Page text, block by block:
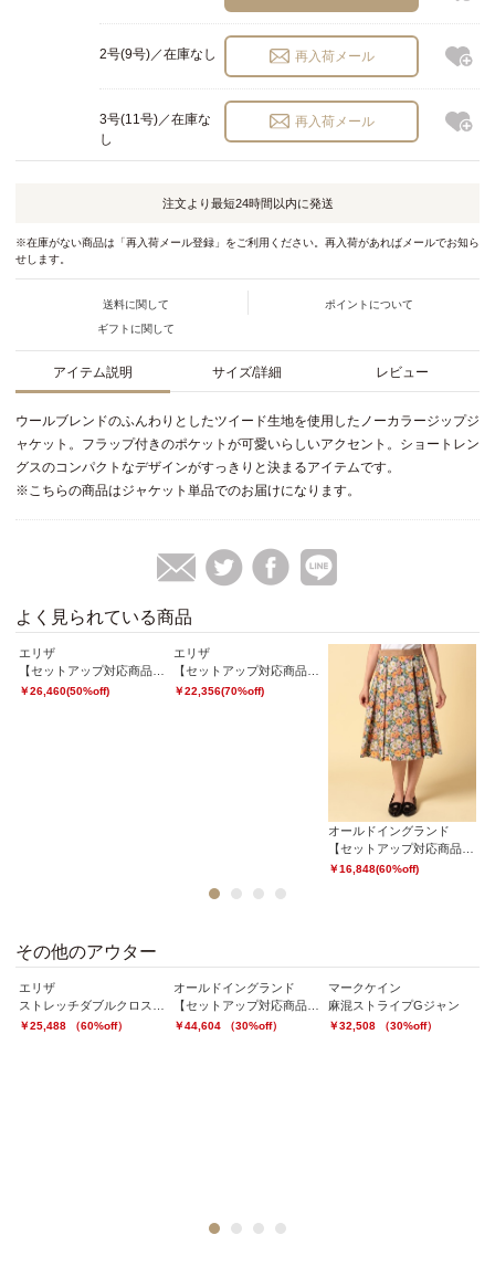
2号(9号)／在庫なし 再入荷メール
3号(11号)／在庫な
し
再入荷メール
注文より最短24時間以内に発送
※在庫がない商品は「再入荷メール登録」をご利用ください。再入荷があればメールでお知ら
せします。
送料に関して
ポイントについて
ギフトに関して
アイテム説明 サイズ/詳細 レビュー
ウールブレンドのふんわりとしたツイード生地を使用したノーカラージップジ
ャケット。フラップ付きのポケットが可愛いらしいアクセント。ショートレン
グスのコンパクトなデザインがすっきりと決まるアイテムです。
※こちらの商品はジャケット単品でのお届けになります。
よく見られている商品
エリザ
￥26,460(50%off)
エリザ
￥22,356(70%off)
オールドイングランド
￥16,848(60%off)
2 3 4
その他のアウター
エリザ
￥25,488 （60%off）
オールドイングランド
￥44,604 （30%off）
マークケイン
麻混ストライプGジャン
￥32,508 （30%off）
2 3 4